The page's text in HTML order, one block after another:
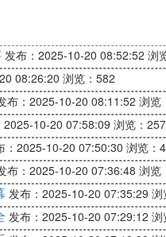
发布：2025-10-20 08:52:52 浏
08:26:20 浏览：582
布：2025-10-20 08:11:52 浏览
2025-10-20 07:58:09 浏览：257
：2025-10-20 07:50:30 浏览：
布：2025-10-20 07:36:48 浏览
发布：2025-10-20 07:35:29 浏
发布：2025-10-20 07:29:12 浏